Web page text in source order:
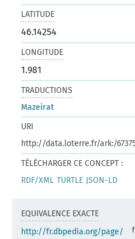
LATITUDE
46.14254
LONGITUDE
1.981
TRADUCTIONS
Mazeirat
URI
http://data.loterre.fr/ark:/
TÉLÉCHARGER CE CONCEPT :
RDF/XML TURTLE JSON-LD
EQUIVALENCE EXACTE
http://fr.dbpedia.org/page/